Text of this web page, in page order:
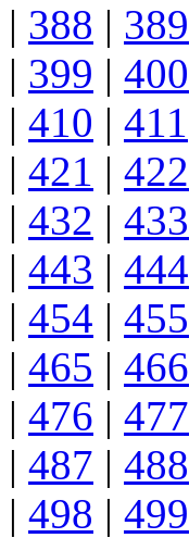
| 388 | 389
| 399 | 400
| 410 | 411
| 421 | 422
| 432 | 433
| 443 | 444
| 454 | 455
| 465 | 466
| 476 | 477
| 487 | 488
| 498 | 499